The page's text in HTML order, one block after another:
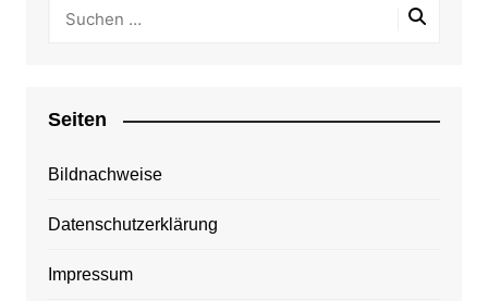
Seiten
Bildnachweise
Datenschutzerklärung
Impressum